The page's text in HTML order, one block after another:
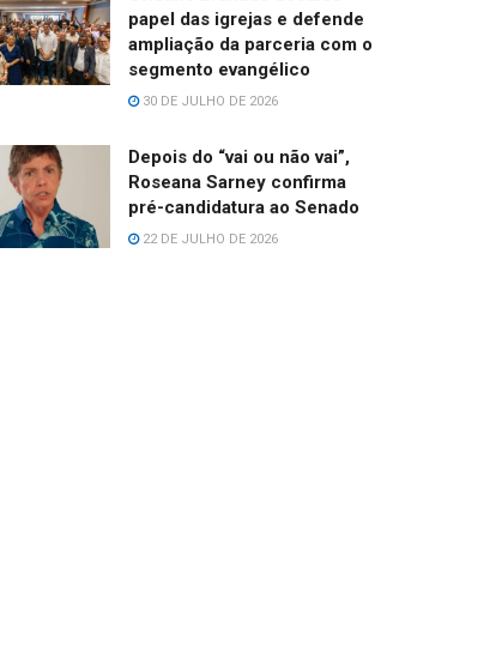
papel das igrejas e defende
ampliação da parceria com o
segmento evangélico
30 DE JULHO DE 2026
Depois do “vai ou não vai”,
Roseana Sarney confirma
pré-candidatura ao Senado
22 DE JULHO DE 2026